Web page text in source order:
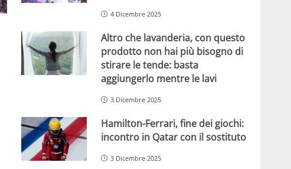
4 Dicembre 2025
Altro che lavanderia, con questo
prodotto non hai più bisogno di
stirare le tende: basta
aggiungerlo mentre le lavi
3 Dicembre 2025
Hamilton-Ferrari, fine dei giochi:
incontro in Qatar con il sostituto
3 Dicembre 2025